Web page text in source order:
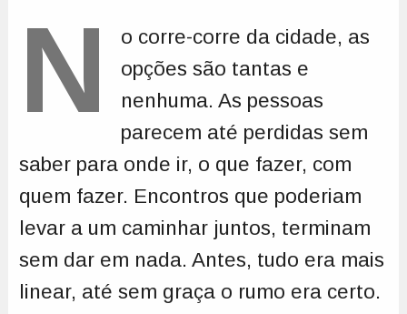
N
o corre-corre da cidade, as
opções são tantas e
nenhuma. As pessoas
parecem até perdidas sem
saber para onde ir, o que fazer, com
quem fazer. Encontros que poderiam
levar a um caminhar juntos, terminam
sem dar em nada. Antes, tudo era mais
linear, até sem graça o rumo era certo.